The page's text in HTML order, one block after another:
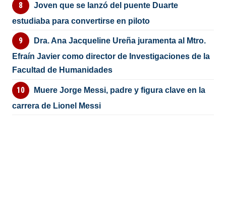
Joven que se lanzó del puente Duarte
estudiaba para convertirse en piloto
Dra. Ana Jacqueline Ureña juramenta al Mtro.
Efraín Javier como director de Investigaciones de la
Facultad de Humanidades
Muere Jorge Messi, padre y figura clave en la
carrera de Lionel Messi